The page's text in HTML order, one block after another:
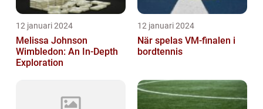
12 januari 2024
Melissa Johnson
Wimbledon: An In-Depth
Exploration
12 januari 2024
När spelas VM-finalen i
bordtennis